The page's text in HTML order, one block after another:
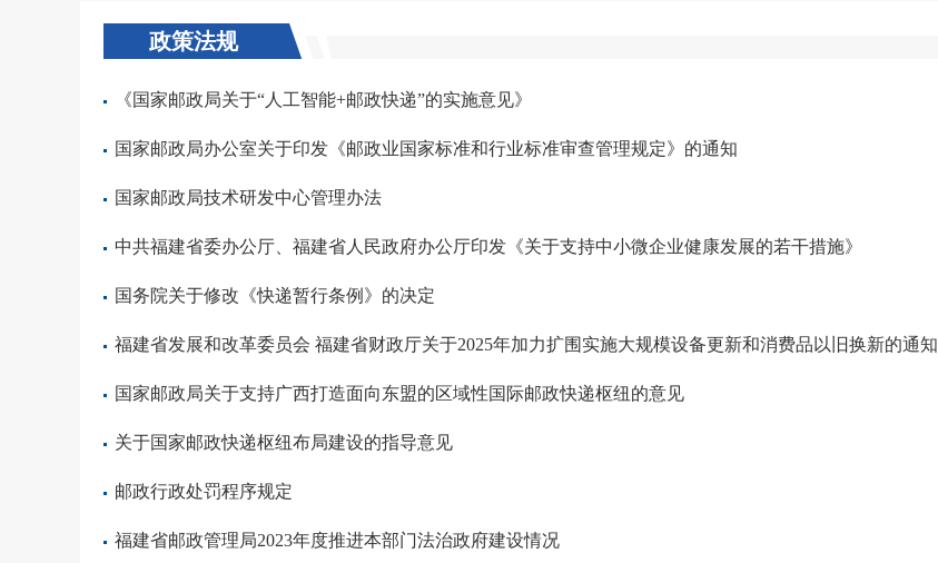
政策法规
《国家邮政局关于“人工智能+邮政快递”的实施意见》
国家邮政局办公室关于印发《邮政业国家标准和行业标准审查管理规定》的通知
国家邮政局技术研发中心管理办法
中共福建省委办公厅、福建省人民政府办公厅印发《关于支持中小微企业健康发展的若干措施》
国务院关于修改《快递暂行条例》的决定
福建省发展和改革委员会 福建省财政厅关于2025年加力扩围实施大规模设备更新和消费品以旧换新的通知
国家邮政局关于支持广西打造面向东盟的区域性国际邮政快递枢纽的意见
关于国家邮政快递枢纽布局建设的指导意见
邮政行政处罚程序规定
福建省邮政管理局2023年度推进本部门法治政府建设情况